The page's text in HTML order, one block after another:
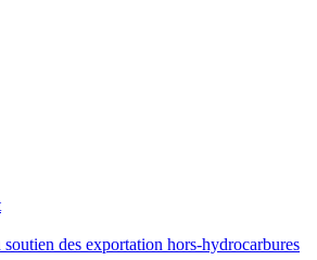
des exportation hors-hydrocarbures